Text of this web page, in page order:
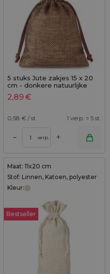
5 stuks Jute zakjes 15 x 20
cm - donkere natuurlijke
kleur
2,89€
0,58 € / st. 1 verp. = 5 st.
– verp. +
Maat: 11x20 cm
Stof: Linnen, Katoen, polyester
Kleur:
Bestseller